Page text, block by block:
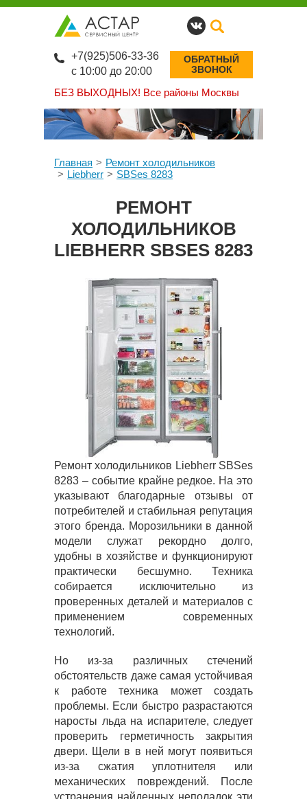
БЕЗ ВЫХОДНЫХ! Все районы Москвы
+7(925)506-33-36
с 10:00 до 20:00
ОБРАТНЫЙ
ЗВОНОК
Главная
Ремонт холодильников
Liebherr
SBSes 8283
РЕМОНТ
ХОЛОДИЛЬНИКОВ
LIEBHERR SBSES 8283
Ремонт холодильников Liebherr SBSes
8283 – событие крайне редкое. На это
указывают благодарные отзывы от
потребителей и стабильная репутация
этого бренда. Морозильники в данной
модели служат рекордно долго,
удобны в хозяйстве и функционируют
практически бесшумно. Техника
собирается исключительно из
проверенных деталей и материалов с
применением современных
технологий.
Но из-за различных стечений
обстоятельств даже самая устойчивая
к работе техника может создать
проблемы. Если быстро разрастаются
наросты льда на испарителе, следует
проверить герметичность закрытия
двери. Щели в в ней могут появиться
из-за сжатия уплотнителя или
механических повреждений. После
устранения найденных неполадок эти